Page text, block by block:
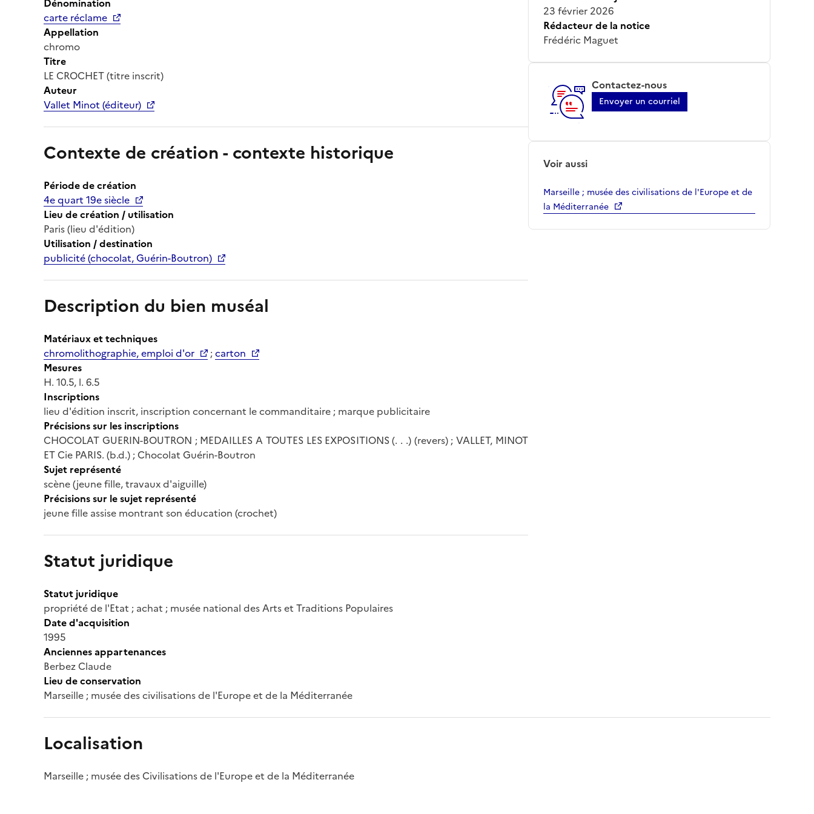
carte réclame
Appellation
chromo
Titre
LE CROCHET (titre inscrit)
Auteur
Vallet Minot (éditeur)
Contexte de création - contexte historique
Période de création
4e quart 19e siècle
Lieu de création / utilisation
Paris (lieu d'édition)
Utilisation / destination
publicité (chocolat, Guérin-Boutron)
Description du bien muséal
Matériaux et techniques
chromolithographie, emploi d'or
;carton
Mesures
H. 10.5, l. 6.5
Inscriptions
lieu d'édition inscrit, inscription concernant le commanditaire ; marque publicitaire
Précisions sur les inscriptions
CHOCOLAT GUERIN-BOUTRON ; MEDAILLES A TOUTES LES EXPOSITIONS (. . .) (revers) ; VALLET, MINOT
ET Cie PARIS. (b.d.) ; Chocolat Guérin-Boutron
Sujet représenté
scène (jeune fille, travaux d'aiguille)
Précisions sur le sujet représenté
jeune fille assise montrant son éducation (crochet)
Statut juridique
Statut juridique
propriété de l'Etat ; achat ; musée national des Arts et Traditions Populaires
Date d'acquisition
1995
Anciennes appartenances
Berbez Claude
Lieu de conservation
Marseille ; musée des civilisations de l'Europe et de la Méditerranée
23 février 2026
Rédacteur de la notice
Frédéric Maguet
Contactez-nous
Envoyer un courriel
Voir aussi
Marseille ; musée des civilisations de l'Europe et de
la Méditerranée
Localisation
Marseille ; musée des Civilisations de l'Europe et de la Méditerranée